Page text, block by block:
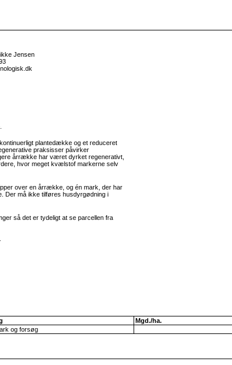
Jensen
plantedække og et reduceret
praksisser påvirker
årrække har været dyrket regenerativt,
hvor meget kvælstof markerne selv
over en årrække, og én mark, der har
Der må ikke tilføres husdyrgødning i
så det er tydeligt at se parcellen fra
Mgd./ha.
og forsøg